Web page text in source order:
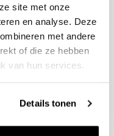
site met onze
en analyse. Deze
met andere
of die ze hebben
van hun services.
Details tonen